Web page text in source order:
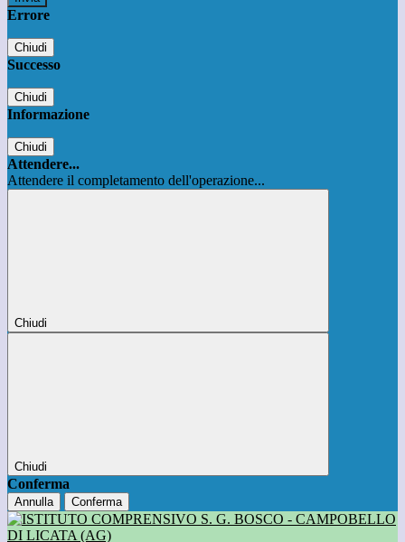
Errore
Chiudi
Successo
Chiudi
Informazione
Chiudi
Attendere...
Attendere il completamento dell'operazione...
Chiudi
Chiudi
Conferma
Annulla Conferma